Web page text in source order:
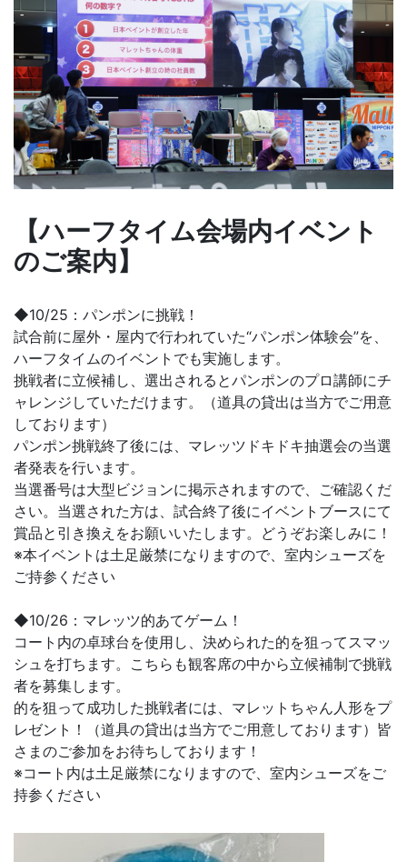
【ハーフタイム会場内イベント
のご案内】
◆10/25：パンポンに挑戦！
試合前に屋外・屋内で行われていた“パンポン体験会”を、
ハーフタイムのイベントでも実施します。
挑戦者に立候補し、選出されるとパンポンのプロ講師にチ
ャレンジしていただけます。（道具の貸出は当方でご用意
しております）
パンポン挑戦終了後には、マレッツドキドキ抽選会の当選
者発表を行います。
当選番号は大型ビジョンに掲示されますので、ご確認くだ
さい。当選された方は、試合終了後にイベントブースにて
賞品と引き換えをお願いいたします。どうぞお楽しみに！
※本イベントは土足厳禁になりますので、室内シューズを
ご持参ください
◆10/26：マレッツ的あてゲーム！
コート内の卓球台を使用し、決められた的を狙ってスマッ
シュを打ちます。こちらも観客席の中から立候補制で挑戦
者を募集します。
的を狙って成功した挑戦者には、マレットちゃん人形をプ
レゼント！（道具の貸出は当方でご用意しております）皆
さまのご参加をお待ちしております！
※コート内は土足厳禁になりますので、室内シューズをご
持参ください